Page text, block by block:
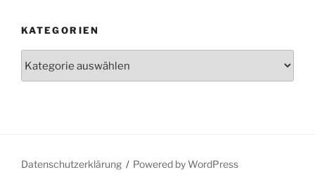
KATEGORIEN
Datenschutzerklärung Powered by WordPress